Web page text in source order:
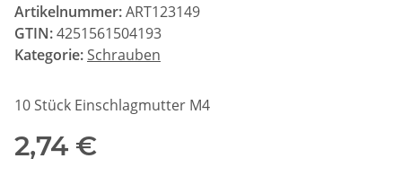
Artikelnummer:ART123149
GTIN:4251561504193
Kategorie: Schrauben
10 Stück Einschlagmutter M4
2,74 €